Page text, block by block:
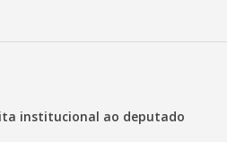
institucional ao deputado